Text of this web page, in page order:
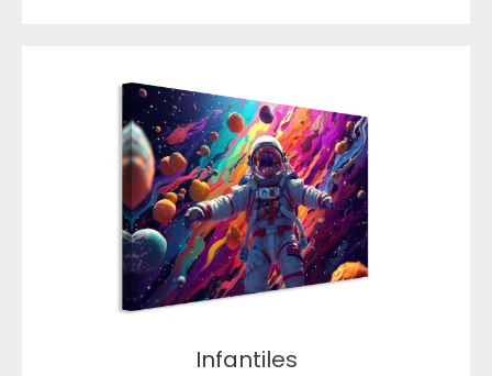
Infantiles